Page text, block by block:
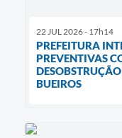
22 JUL 2026 - 17h14
PREFEITURA
PREVENTIVAS
BUEIROS